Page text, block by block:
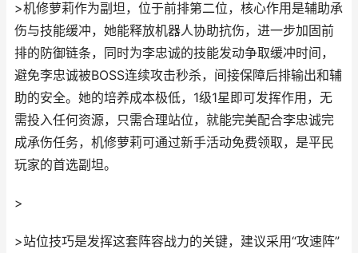
>机修萝莉作为副坦，位于前排第二位，核心作用是辅助承
伤与技能缓冲，她能释放机器人协助抗伤，进一步加固前
排的防御链条，同时为李忠诚的技能发动争取缓冲时间，
避免李忠诚被BOSS连续攻击秒杀，间接保障后排输出和辅
助的安全。她的培养成本极低，1级1星即可发挥作用，无
需投入任何资源，只需合理站位，就能完美配合李忠诚完
成承伤任务，机修萝莉可通过新手活动免费领取，是平民
玩家的首选副坦。
>
>站位技巧是发挥这套阵容战力的关键，建议采用“攻速阵”